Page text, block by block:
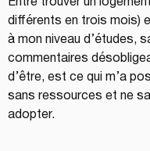
Entre trouver un
différents en trois mois)
à mon niveau d’études,
commentaires
d’être, est ce qui m’a
sans ressources et ne
adopter.